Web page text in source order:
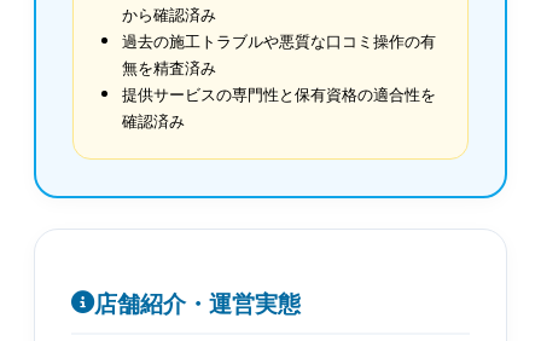
から確認済み
過去の施工トラブルや悪質な口コミ操作の有
無を精査済み
提供サービスの専門性と保有資格の適合性を
確認済み
店舗紹介・運営実態